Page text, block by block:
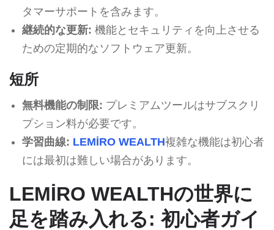
タマーサポートを含みます。
継続的な更新: 機能とセキュリティを向上させる
ための定期的なソフトウェア更新。
短所
無料機能の制限: プレミアムツールはサブスクリ
プション料が必要です。
学習曲線: LEMİRO WEALTH複雑な機能は初心者
には最初は難しい場合があります。
LEMİRO WEALTHの世界に
足を踏み入れる: 初心者ガイ